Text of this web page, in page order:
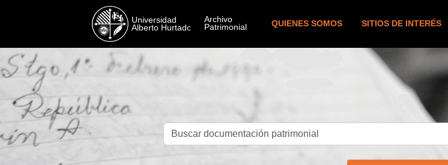
QUIENES SOMOS SITIOS DE INTERÉS